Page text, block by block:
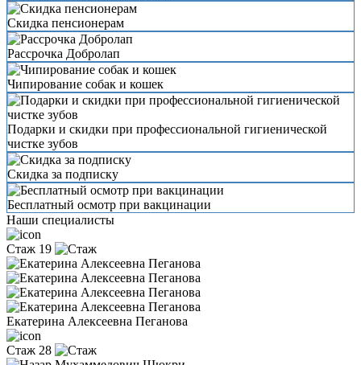
Скидка пенсионерам
Рассрочка Добролап
Чипирование собак и кошек
Подарки и скидки при профессиональной гигиенической
чистке зубов
Скидка за подписку
Бесплатный осмотр при вакцинации
Наши специалисты
Стаж 19
Екатерина Алексеевна Пеганова
Стаж 28